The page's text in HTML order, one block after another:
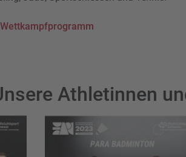
Wettkampfprogramm
Athletinnen